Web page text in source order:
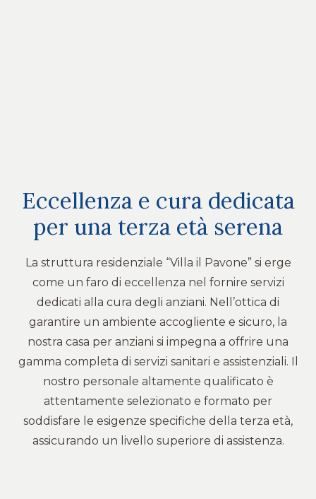
Eccellenza e cura dedicata
per una terza età serena
La struttura residenziale “Villa il Pavone” si erge
come un faro di eccellenza nel fornire servizi
dedicati alla cura degli anziani. Nell’ottica di
garantire un ambiente accogliente e sicuro, la
nostra casa per anziani si impegna a offrire una
gamma completa di servizi sanitari e assistenziali. Il
nostro personale altamente qualificato è
attentamente selezionato e formato per
soddisfare le esigenze specifiche della terza età,
assicurando un livello superiore di assistenza.